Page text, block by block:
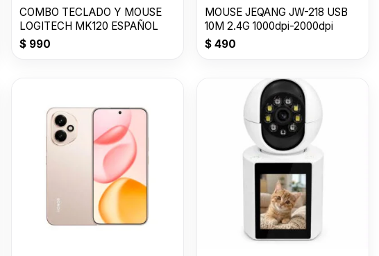
COMBO TECLADO Y MOUSE
LOGITECH MK120 ESPAÑOL
$ 990
MOUSE JEQANG JW-218 USB
10M 2.4G 1000dpi-2000dpi
$ 490